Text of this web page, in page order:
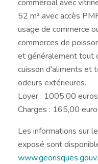
commercial avec
52 m² avec accès
usage de commerce
commerces de
et généralement tout
cuisson d'aliments et
odeurs extérieures.
Loyer : 1005,00
Charges : 165,00
Les informations sur
exposé sont